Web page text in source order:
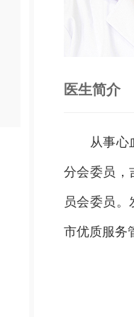
医生简介
从事心血
分会委员，
员会委员
市优质服务